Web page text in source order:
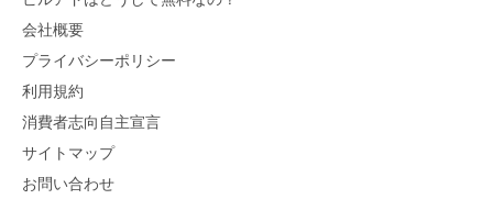
会社概要
プライバシーポリシー
利用規約
消費者志向自主宣言
サイトマップ
お問い合わせ